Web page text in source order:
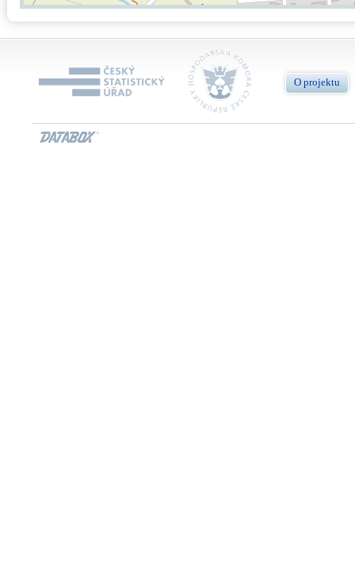
O projektu